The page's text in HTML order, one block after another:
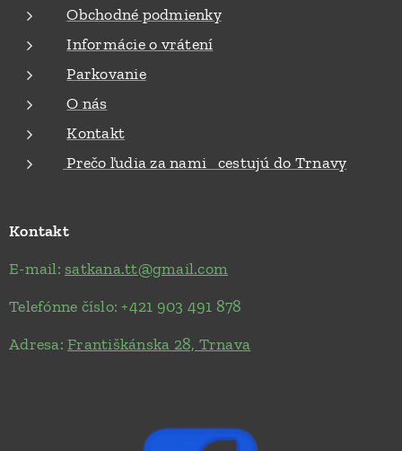
Obchodné podmienky
Informácie o vrátení
Parkovanie
O nás
Kontakt
Prečo ľudia za nami cestujú do Trnavy
Kontakt
E-mail: satkana.tt@gmail.com
Telefónne číslo: +421 903 491 878
Adresa:Františkánska 28, Trnava